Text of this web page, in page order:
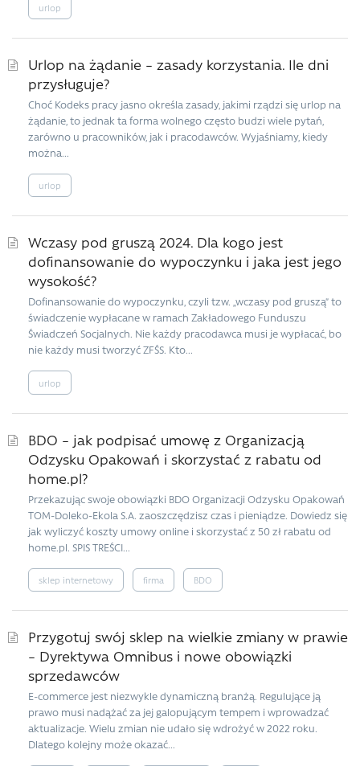
urlop
Urlop na żądanie – zasady korzystania. Ile dni
przysługuje?
Choć Kodeks pracy jasno określa zasady, jakimi rządzi się urlop na
żądanie, to jednak ta forma wolnego często budzi wiele pytań,
zarówno u pracowników, jak i pracodawców. Wyjaśniamy, kiedy
można...
urlop
Wczasy pod gruszą 2024. Dla kogo jest
dofinansowanie do wypoczynku i jaka jest jego
wysokość?
Dofinansowanie do wypoczynku, czyli tzw. „wczasy pod gruszą” to
świadczenie wypłacane w ramach Zakładowego Funduszu
Świadczeń Socjalnych. Nie każdy pracodawca musi je wypłacać, bo
nie każdy musi tworzyć ZFŚS. Kto...
urlop
BDO – jak podpisać umowę z Organizacją
Odzysku Opakowań i skorzystać z rabatu od
home.pl?
Przekazując swoje obowiązki BDO Organizacji Odzysku Opakowań
TOM-Doleko-Ekola S.A. zaoszczędzisz czas i pieniądze. Dowiedz się
jak wyliczyć koszty umowy online i skorzystać z 50 zł rabatu od
home.pl. SPIS TREŚCI...
sklep internetowy firma BDO
Przygotuj swój sklep na wielkie zmiany w prawie
– Dyrektywa Omnibus i nowe obowiązki
sprzedawców
E-commerce jest niezwykle dynamiczną branżą. Regulujące ją
prawo musi nadążać za jej galopującym tempem i wprowadzać
aktualizacje. Wielu zmian nie udało się wdrożyć w 2022 roku.
Dlatego kolejny może okazać...